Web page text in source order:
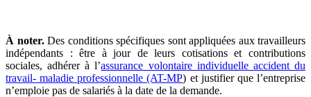
À noter.Des conditions spécifiques sont appliquées aux travailleurs
indépendants : être à jour de leurs cotisations et contributions
sociales, adhérer à l’assurance volontaire individuelle accident du
travail- maladie professionnelle (AT-MP) et justifier que l’entreprise
n’emploie pas de salariés à la date de la demande.